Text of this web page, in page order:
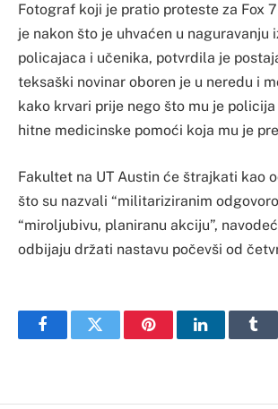
Fotograf koji je pratio proteste za Fox
je nakon što je uhvaćen u naguravanju
policajaca i učenika, potvrdila je
teksaški novinar oboren je u neredu i
kako krvari prije nego što mu je
hitne medicinske pomoći koja mu je
Fakultet na UT Austin će štrajkati kao
što su nazvali “militariziranim
“miroljubivu, planiranu akciju”,
odbijaju držati nastavu počevši od
FacebookTwitter PinterestLinkedIn